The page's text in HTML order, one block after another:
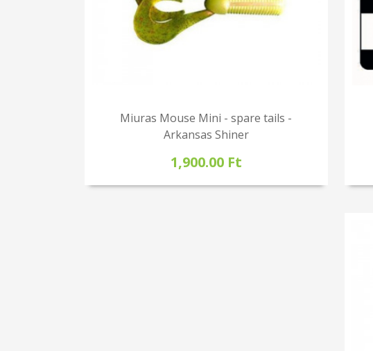
Miuras Mouse Mini - spare tails -
Arkansas Shiner
1,900.00 Ft